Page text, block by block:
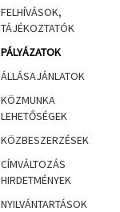
FELHÍVÁSOK,
TÁJÉKOZTATÓK
PÁLYÁZATOK
ÁLLÁSAJÁNLATOK
KÖZMUNKA
LEHETŐSÉGEK
KÖZBESZERZÉSEK
CÍMVÁLTOZÁS
HIRDETMÉNYEK
NYILVÁNTARTÁSOK